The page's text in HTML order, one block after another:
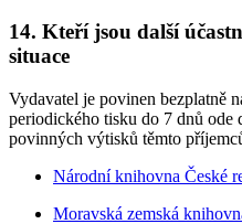
14. Kteří jsou další
situace
Vydavatel je povinen bezplatně
periodického tisku do 7 dnů ode
povinných výtisků těmto
Národní knihovna České
Moravská zemská